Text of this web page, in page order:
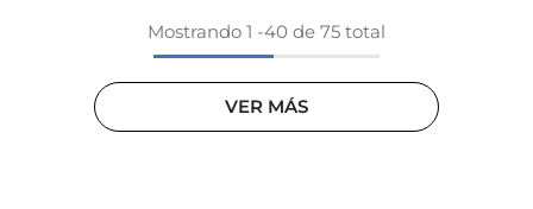
Mostrando 1 -40 de 75 total
VER MÁS